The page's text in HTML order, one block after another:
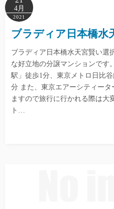
4月
2021
ブラディア日本橋水
ブラディア日本橋水天宮賢い選
な好立地の分譲マンションです
駅」徒歩1分、東京メトロ日比
分 また、東京エアーシティー
ますので旅行に行かれる際は大
ト…